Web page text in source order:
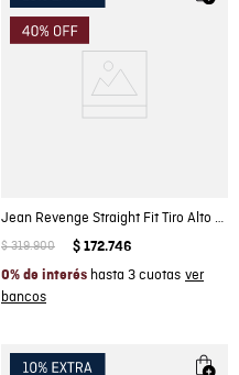
Jean Revenge Straight Fit Tiro Alto de Hombre en Algodón, Travesía
$ 319.900 $ 172.746
0% de interés hasta 3 cuotas